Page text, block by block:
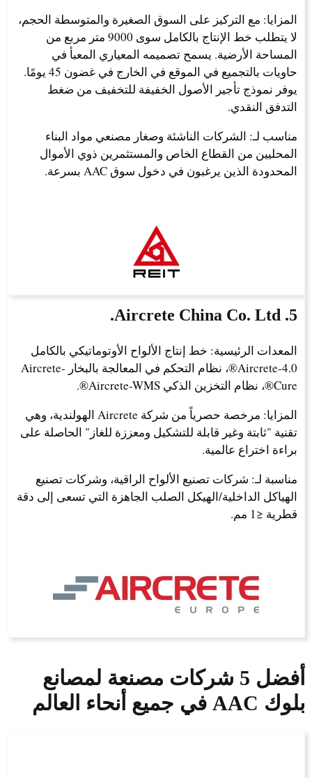
المزايا: مع التركيز على السوق الصغيرة والمتوسطة الحجم،
لا يتطلب خط الإنتاج بالكامل سوى 9000 متر مربع من
المساحة الأرضية. يسمح تصميمه المعياري المعبأ في
حاويات بالتجميع في الموقع في الخارج في غضون 45 يومًا.
يوفر نموذج تأجير الأصول الخفيفة للتخفيف من ضغط
التدفق النقدي.
مناسب لـ: الشركات الناشئة وصغار مصنعي مواد البناء
المحليين من القطاع الخاص والمستثمرين ذوي الأموال
المحدودة الذين يرغبون في دخول سوق AAC بسرعة.
5. Aircrete China Co. Ltd.
المعدات الرئيسية: خط إنتاج الألواح الأوتوماتيكي بالكامل
Aircrete-4.0®، نظام التحكم في المعالجة بالبخار Aircrete-
Cure®، نظام التخزين الذكي Aircrete-WMS®.
المزايا: مرخصة حصرياً من شركة Aircrete الهولندية، وهي
تقنية "ثابتة وغير قابلة للتشكيل ومعززة للغاز" الحاصلة على
براءة اختراع عالمية.
مناسبة لـ: شركات تصنيع الألواح الراقية، وشركات تصنيع
الهياكل الداخلية/الهيكل الصلب الجاهزة التي تسعى إلى دقة
قطرية ≤1 مم.
أفضل 5 شركات مصنعة لمصانع
بلوك AAC في جميع أنحاء العالم